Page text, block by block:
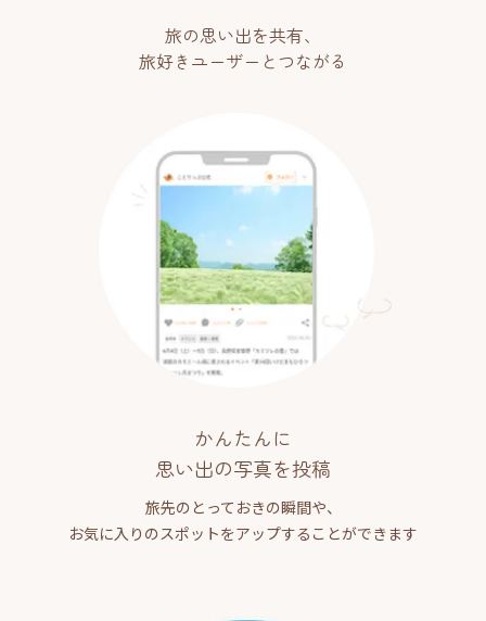
旅の思い出を共有、
旅好きユーザーとつながる
かんたんに
思い出の写真を投稿
旅先のとっておきの瞬間や、
お気に入りのスポットをアップすることができます